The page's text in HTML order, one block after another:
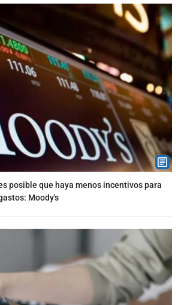
posible que haya menos incentivos para
Moody's